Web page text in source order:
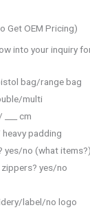
Get OEM Pricing)
into your inquiry
bag/range bag
multi
___ cm
padding
yes/no (what items?)
zippers? yes/no
label/no logo